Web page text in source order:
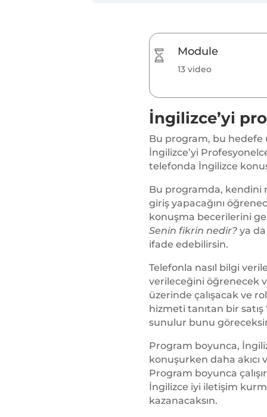
Module
13 video
İngilizce’yi
Bu program, bu hedefe
İngilizce’yi
telefonda İngilizce
Bu programda, kendini
giriş yapacağını
konuşma becerilerini
Senin fikrin nedir?ya
ifade edebilirsin.
Telefonla nasıl bilgi
verileceğini öğrenecek
üzerinde çalışacak ve
hizmeti tanıtan bir satış
sunulur bunu
Program boyunca,
konuşurken daha akıcı
Program boyunca
İngilizce iyi iletişim
kazanacaksın.